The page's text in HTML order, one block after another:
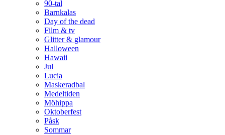
90-tal
Barnkalas
Day of the dead
Film & tv
Glitter & glamour
Halloween
Hawaii
Jul
Lucia
Maskeradbal
Medeltiden
Möhippa
Oktoberfest
Påsk
Sommar